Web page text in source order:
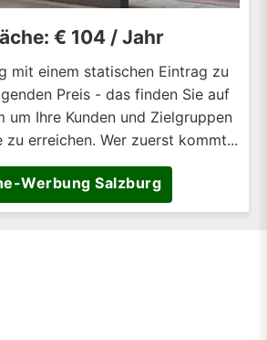
€ 104 / Jahr
mit einem statischen Eintrag zu
Preis - das finden Sie auf
um Ihre Kunden und Zielgruppen
zu erreichen. Wer zuerst kommt...
Werbung Salzburg